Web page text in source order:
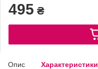
495 ₴
Опис Характеристики